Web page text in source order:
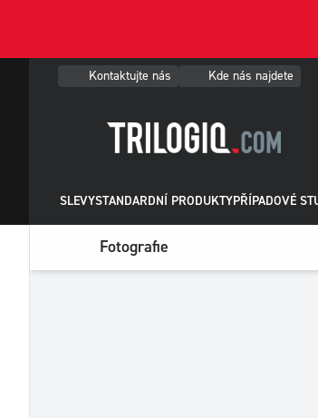
Kontaktujte nás Kde nás najdete
SLEVYSTANDARDNÍ PRODUKTYPŘÍPADOVÉ
Fotografie